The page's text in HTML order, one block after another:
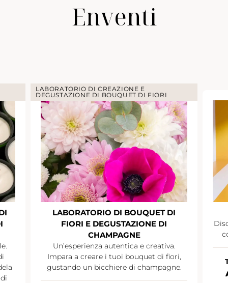
Enventi
LABORATORIO DI CREAZIONE E
DEGUSTAZIONE DI BOUQUET DI FIORI
LABORATORIO DI BOUQUET DI
FIORI E DEGUSTAZIONE DI
CHAMPAGNE
Un’esperienza autentica e creativa.
Impara a creare i tuoi bouquet di fiori,
gustando un bicchiere di champagne.